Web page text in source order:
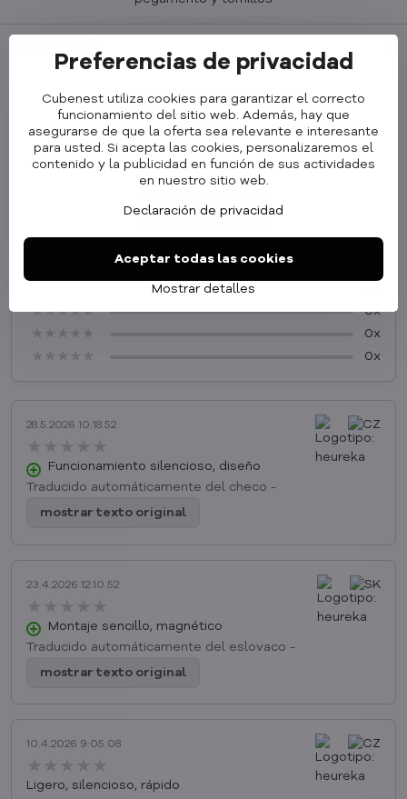
Valoración del producto
5/5
★★★★★
★★★★★
★★★★★
Añadir opinión
★★★★★
★★★★★
★★★★★ 0x
0x
★★★★★
★★★★★
★★★★★ 0x
28.5.2026 10:18.52
Funcionamiento silencioso, diseño
Traducido automáticamente del checo -
mostrar texto original
23.4.2026 12:10.52
Montaje sencillo, magnético
Traducido automáticamente del eslovaco -
mostrar texto original
10.4.2026 9:05.08
Ligero, silencioso, rápido
Preferencias de privacidad
Cubenest utiliza cookies para garantizar el correcto
funcionamiento del sitio web. Además, hay que
asegurarse de que la oferta sea relevante e interesante
para usted. Si acepta las cookies, personalizaremos el
contenido y la publicidad en función de sus actividades
en nuestro sitio web.
Declaración de privacidad
Mostrar detalles
Aceptar todas las cookies